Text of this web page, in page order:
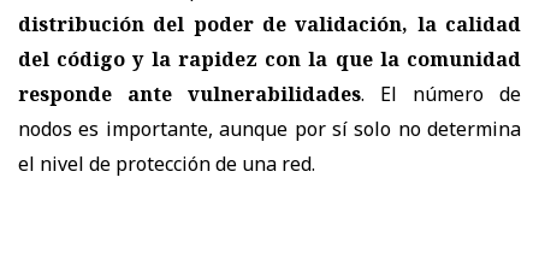
distribución del poder de validación, la calidad
del código y la rapidez con la que la comunidad
responde ante vulnerabilidades. El número de
nodos es importante, aunque por sí solo no determina
el nivel de protección de una red.